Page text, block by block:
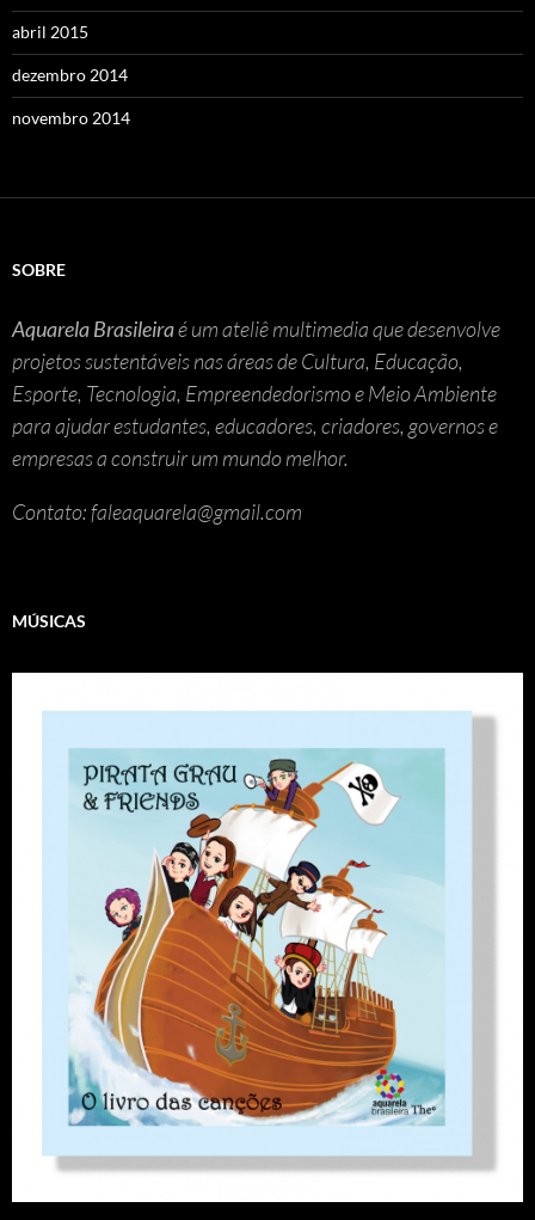
abril 2015
dezembro 2014
novembro 2014
SOBRE
Aquarela Brasileiraé um ateliê multimedia que desenvolve
projetos sustentáveis nas áreas de Cultura, Educação,
Esporte, Tecnologia, Empreendedorismo e Meio Ambiente
para ajudar estudantes, educadores, criadores, governos e
empresas a construir um mundo melhor.
Contato: faleaquarela@gmail.com
MÚSICAS